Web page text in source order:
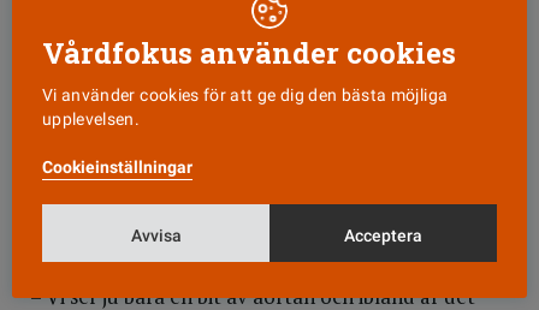
– Så stort gensvar hade vi faktiskt inte förväntat
oss, säger Mona Andrén.
kroppspulsåder. I sex fall ledde det till omgående
finns risker med den förebyggande operationen och
det endast är 13 procent av de upptäckta bråcken
som faktiskt brister. En annan nackdel är att alla
bråck inte hittas.
– Vi ser ju bara en bit av aortan och ibland är det
Vårdfokus använder cookies
Vi använder cookies för att ge dig den bästa möjliga
upplevelsen.
Cookieinställningar
Avvisa Acceptera